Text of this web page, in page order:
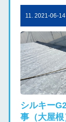
11. 2021-06-14
シルキー
事（大屋根